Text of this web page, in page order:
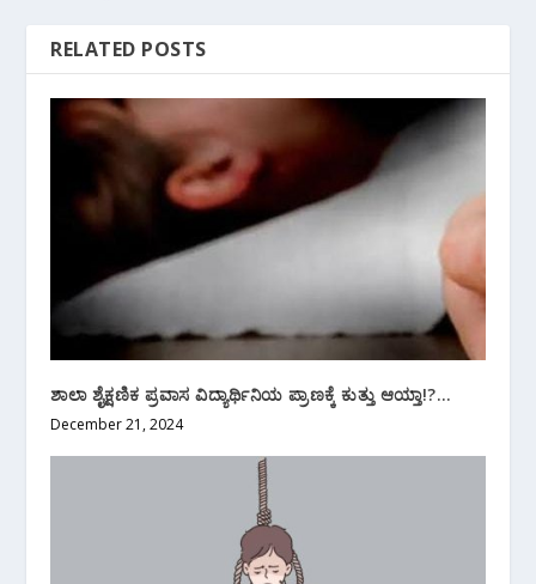
RELATED POSTS
ಶಾಲಾ ಶೈಕ್ಷಣಿಕ ಪ್ರವಾಸ ವಿದ್ಯಾರ್ಥಿನಿಯ ಪ್ರಾಣಕ್ಕೆ ಕುತ್ತು ಆಯ್ತಾ!?…
December 21, 2024